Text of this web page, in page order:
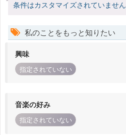
条件はカスタマイズされていません
私のことをもっと知りたい
興味
指定されていない
音楽の好み
指定されていない